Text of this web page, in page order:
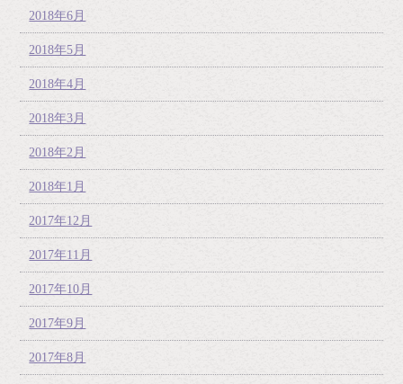
2018年6月
2018年5月
2018年4月
2018年3月
2018年2月
2018年1月
2017年12月
2017年11月
2017年10月
2017年9月
2017年8月